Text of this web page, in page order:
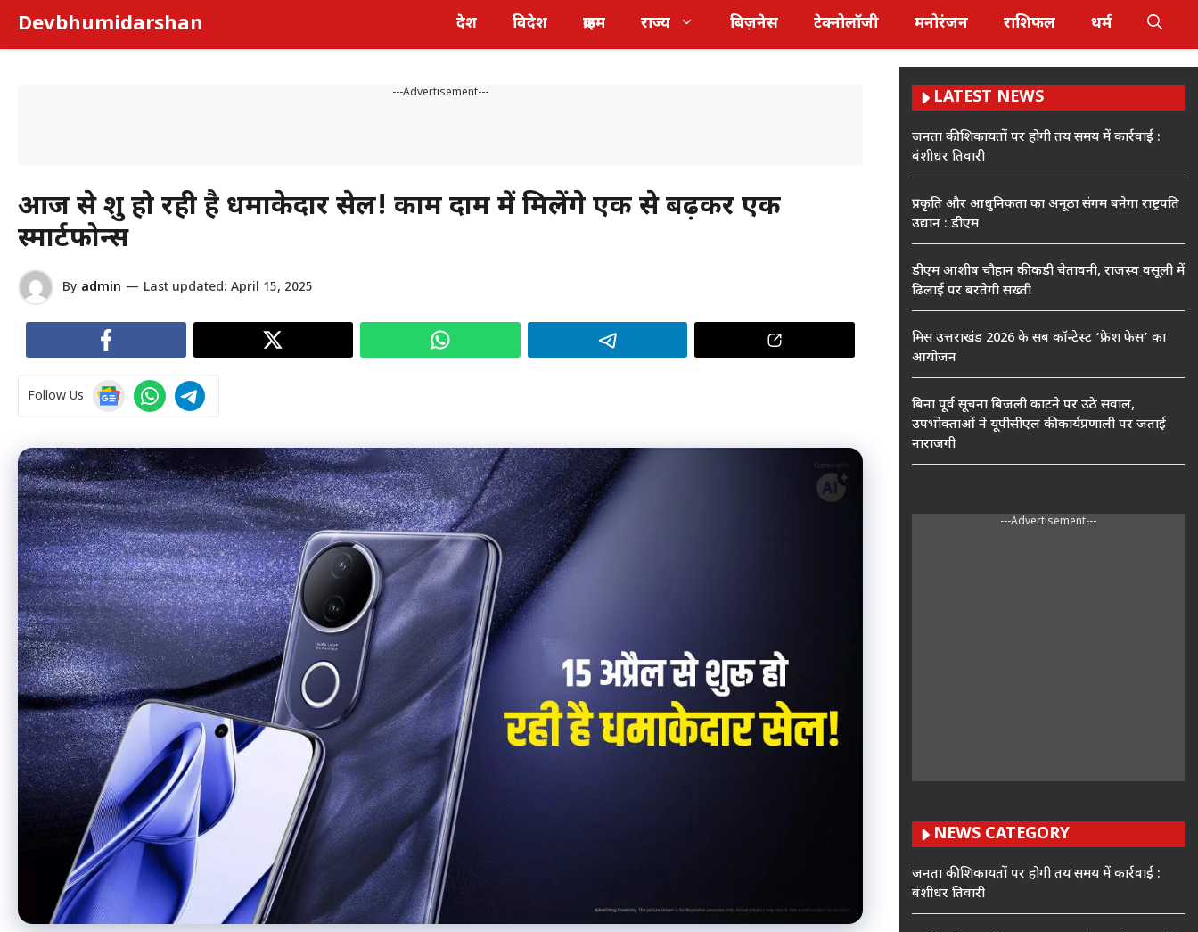
content
Devbhumidarshan देश विदेश क्राइम राज्य बिज़नेस टेक्नोलॉजी मनोरंजन राशिफल धर्म
---Advertisement---
आज से शुरू हो रही है धमाकेदार सेल! काम दाम में मिलेंगे एक से बढ़कर एक
स्मार्टफोन्स
By admin — Last updated: April 15, 2025
Follow Us
LATEST NEWS
जनता की शिकायतों पर होगी तय समय में कार्रवाई :
बंशीधर तिवारी
प्रकृति और आधुनिकता का अनूठा संगम बनेगा राष्ट्रपति
उद्यान : डीएम
डीएम आशीष चौहान की कड़ी चेतावनी, राजस्व वसूली में
ढिलाई पर बरतेगी सख्ती
मिस उत्तराखंड 2026 के सब कॉन्टेस्ट ‘फ्रेश फेस’ का
आयोजन
बिना पूर्व सूचना बिजली काटने पर उठे सवाल,
उपभोक्ताओं ने यूपीसीएल की कार्यप्रणाली पर जताई
नाराजगी
---Advertisement---
NEWS CATEGORY
जनता की शिकायतों पर होगी तय समय में कार्रवाई :
बंशीधर तिवारी